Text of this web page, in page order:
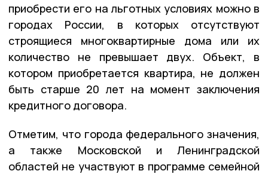
приобрести его на льготных условиях можно в
городах России, в которых отсутствуют
строящиеся многоквартирные дома или их
количество не превышает двух. Объект, в
котором приобретается квартира, не должен
быть старше 20 лет на момент заключения
кредитного договора.
Отметим, что города федерального значения,
а также Московской и Ленинградской
областей не участвуют в программе семейной